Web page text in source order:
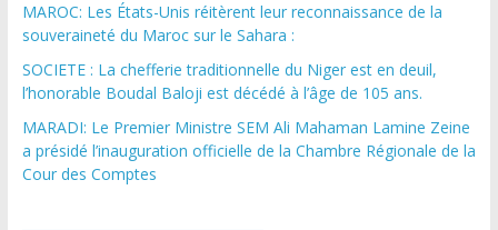
MAROC: Les États-Unis réitèrent leur reconnaissance de la
souveraineté du Maroc sur le Sahara :
SOCIETE : La chefferie traditionnelle du Niger est en deuil,
l’honorable Boudal Baloji est décédé à l’âge de 105 ans.
MARADI: Le Premier Ministre SEM Ali Mahaman Lamine Zeine
a présidé l’inauguration officielle de la Chambre Régionale de la
Cour des Comptes